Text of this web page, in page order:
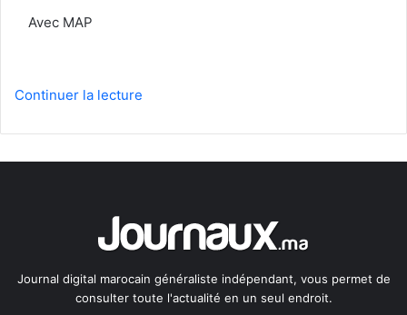
Avec MAP
Continuer la lecture
Journal digital marocain généraliste indépendant, vous permet de
consulter toute l'actualité en un seul endroit.